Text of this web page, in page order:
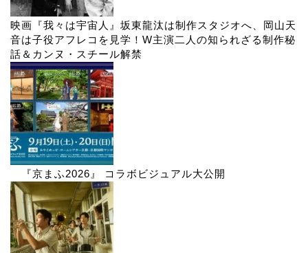
映画『我々は宇宙人』坂東龍汰は制作スタジオへ、岡山天
音は子役アフレコを見学！W主演二人の知られざる制作秘
話＆カンヌ・スチール解禁
『京まふ2026』 コラボビジュアル大公開